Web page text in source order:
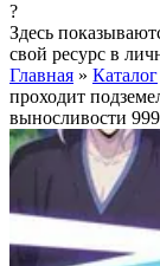
?
Здесь
свой ресурс в
Главная » Каталог
проходит
выносливости